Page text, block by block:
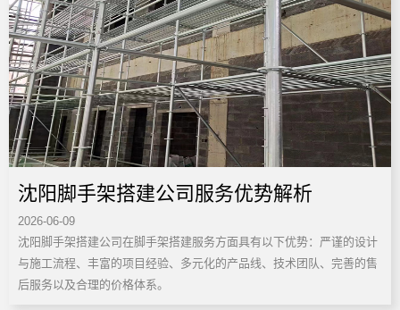
沈阳脚手架搭建公司服务优势解析
2026-06-09
沈阳脚手架搭建公司在脚手架搭建服务方面具有以下优势：严谨的设计
与施工流程、丰富的项目经验、多元化的产品线、技术团队、完善的售
后服务以及合理的价格体系。